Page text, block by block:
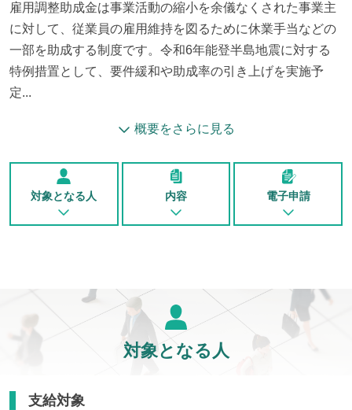
雇用調整助成金は事業活動の縮小を余儀なくされた事業主
に対して、従業員の雇用維持を図るために休業手当などの
一部を助成する制度です。令和6年能登半島地震に対する
特例措置として、要件緩和や助成率の引き上げを実施予
定...
概要をさらに見る
対象となる人 内容 電子申請
対象となる人
支給対象